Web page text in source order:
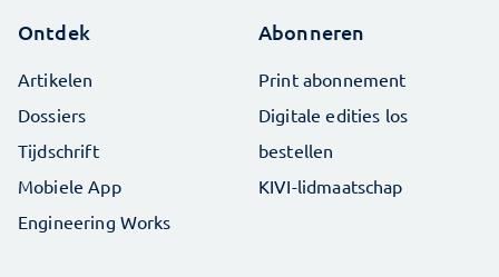
Ontdek
Artikelen
Dossiers
Tijdschrift
Mobiele App
Engineering Works
Abonneren
Print abonnement
Digitale edities los
bestellen
KIVI-lidmaatschap